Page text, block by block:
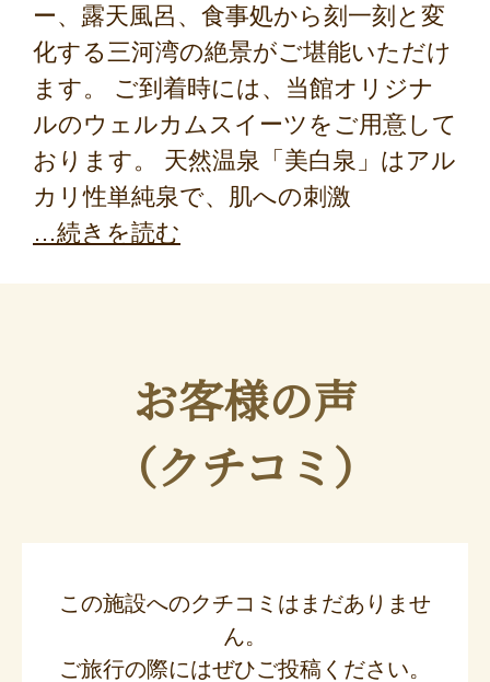
ー、露天風呂、食事処から刻一刻と変
化する三河湾の絶景がご堪能いただけ
ます。 ご到着時には、当館オリジナ
ルのウェルカムスイーツをご用意して
おります。 天然温泉「美白泉」はアル
カリ性単純泉で、肌への刺激
続きを読む
お客様の声
（クチコミ）
この施設へのクチコミはまだありませ
ん。
ご旅行の際にはぜひご投稿ください。